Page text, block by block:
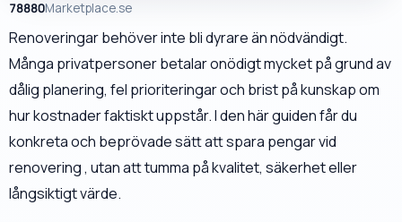
78880Marketplace.se
Renoveringar behöver inte bli dyrare än nödvändigt.
Många privatpersoner betalar onödigt mycket på grund av
dålig planering, fel prioriteringar och brist på kunskap om
hur kostnader faktiskt uppstår. I den här guiden får du
konkreta och beprövade sätt att spara pengar vid
renovering , utan att tumma på kvalitet, säkerhet eller
långsiktigt värde.